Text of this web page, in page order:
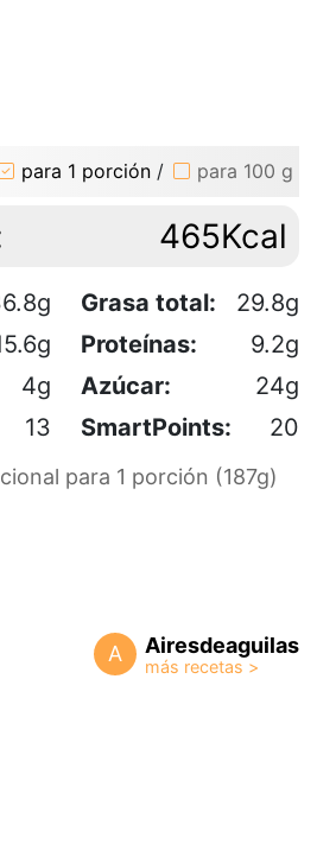
para 1 porción / para 100 g
465Kcal
Grasa total:
29.8g
Proteínas:
9.2g
4g Azúcar:
24g
13 SmartPoints: 20
para 1 porción (187g)
A Airesdeaguilas